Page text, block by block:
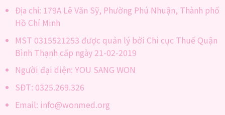
Địa chỉ: 179A Lê Văn Sỹ, Phường Phú Nhuận, Thành phố
Hồ Chí Minh
MST 0315521253 được quản lý bởi Chi cục Thuế Quận
Bình Thạnh cấp ngày 21-02-2019
Người đại diện: YOU SANG WON
SĐT: 0325.269.326
Email: info@wonmed.org